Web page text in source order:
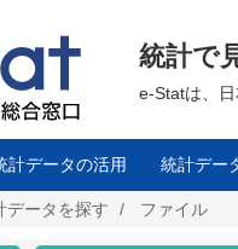
統計で
e-Statは、
計データの活用 統計デー
データを探す ファイル